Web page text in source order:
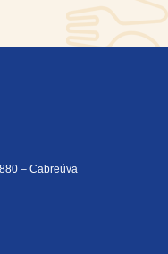
– Cabreúva